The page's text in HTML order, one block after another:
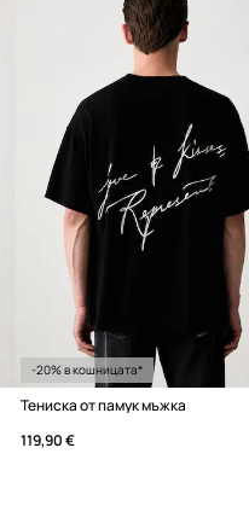
-20% в кошницата*
Тениска от памук мъжка
119,90 €